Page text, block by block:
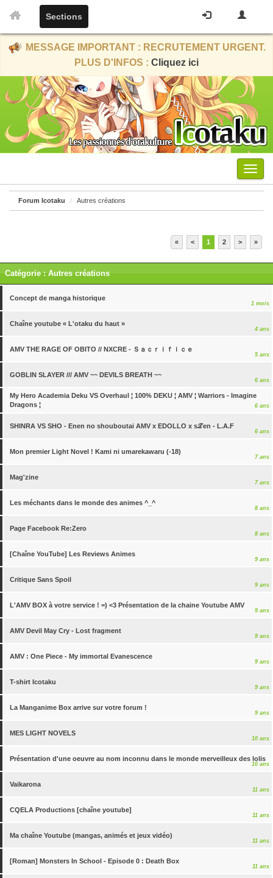
Sections
MESSAGE IMPORTANT : RECRUTEMENT URGENT.
PLUS D'INFOS : Cliquez ici
Menu
Forum Icotaku Autres créations
« < 1 2 > »
Catégorie : Autres créations
Concept de manga historique
1 mois
Chaîne youtube « L'otaku du haut »
4 ans
AMV THE RAGE OF OBITO // NXCRE - Ｓａｃｒｉｆｉｃｅ
5 ans
GOBLIN SLAYER /// AMV ~~ DEVILS BREATH ~~
6 ans
My Hero Academia Deku VS Overhaul ¦ 100% DEKU ¦ AMV ¦ Warriors - Imagine
Dragons ¦
6 ans
SHINRA VS SHO - Enen no shouboutai AMV x EDOLLO x sℒen - L.A.F
6 ans
Mon premier Light Novel ! Kami ni umarekawaru (-18)
7 ans
Mag'zine
7 ans
Les méchants dans le monde des animes ^_^
8 ans
Page Facebook Re:Zero
8 ans
[Chaîne YouTube] Les Reviews Animes
9 ans
Critique Sans Spoil
9 ans
L'AMV BOX à votre service ! =) <3 Présentation de la chaine Youtube AMV
9 ans
AMV Devil May Cry - Lost fragment
9 ans
AMV : One Piece - My immortal Evanescence
9 ans
T-shirt Icotaku
9 ans
La Manganime Box arrive sur votre forum !
9 ans
MES LIGHT NOVELS
10 ans
Présentation d'une oeuvre au nom inconnu dans le monde merveilleux des lolis
10 ans
Vaikarona
11 ans
CQELA Productions [chaîne youtube]
11 ans
Ma chaîne Youtube (mangas, animés et jeux vidéo)
11 ans
[Roman] Monsters In School - Episode 0 : Death Box
11 ans